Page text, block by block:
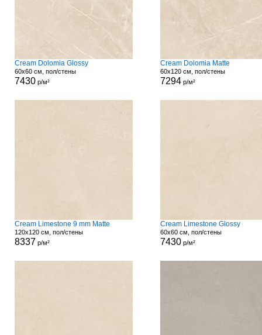
Cream Dolomia Glossy
60x60 см, пол/стены
7430 р/м²
Cream Dolomia Matte
60x120 см, пол/стены
7294 р/м²
Cream Limestone 9 mm Matte
120x120 см, пол/стены
8337 р/м²
Cream Limestone Glossy
60x60 см, пол/стены
7430 р/м²